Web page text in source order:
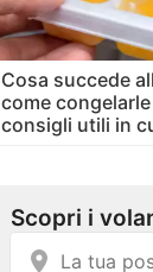
Cosa succede
come
consigli utili in